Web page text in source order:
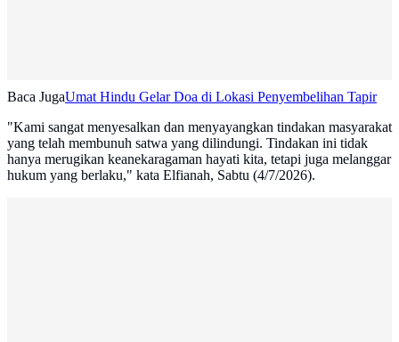
Baca JugaUmat Hindu Gelar Doa di Lokasi Penyembelihan Tapir
"Kami sangat menyesalkan dan menyayangkan tindakan masyarakat
yang telah membunuh satwa yang dilindungi. Tindakan ini tidak
hanya merugikan keanekaragaman hayati kita, tetapi juga melanggar
hukum yang berlaku," kata Elfianah, Sabtu (4/7/2026).